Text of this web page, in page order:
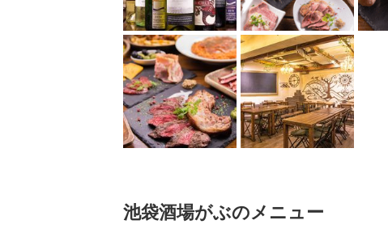
池袋酒場がぶのメニュー